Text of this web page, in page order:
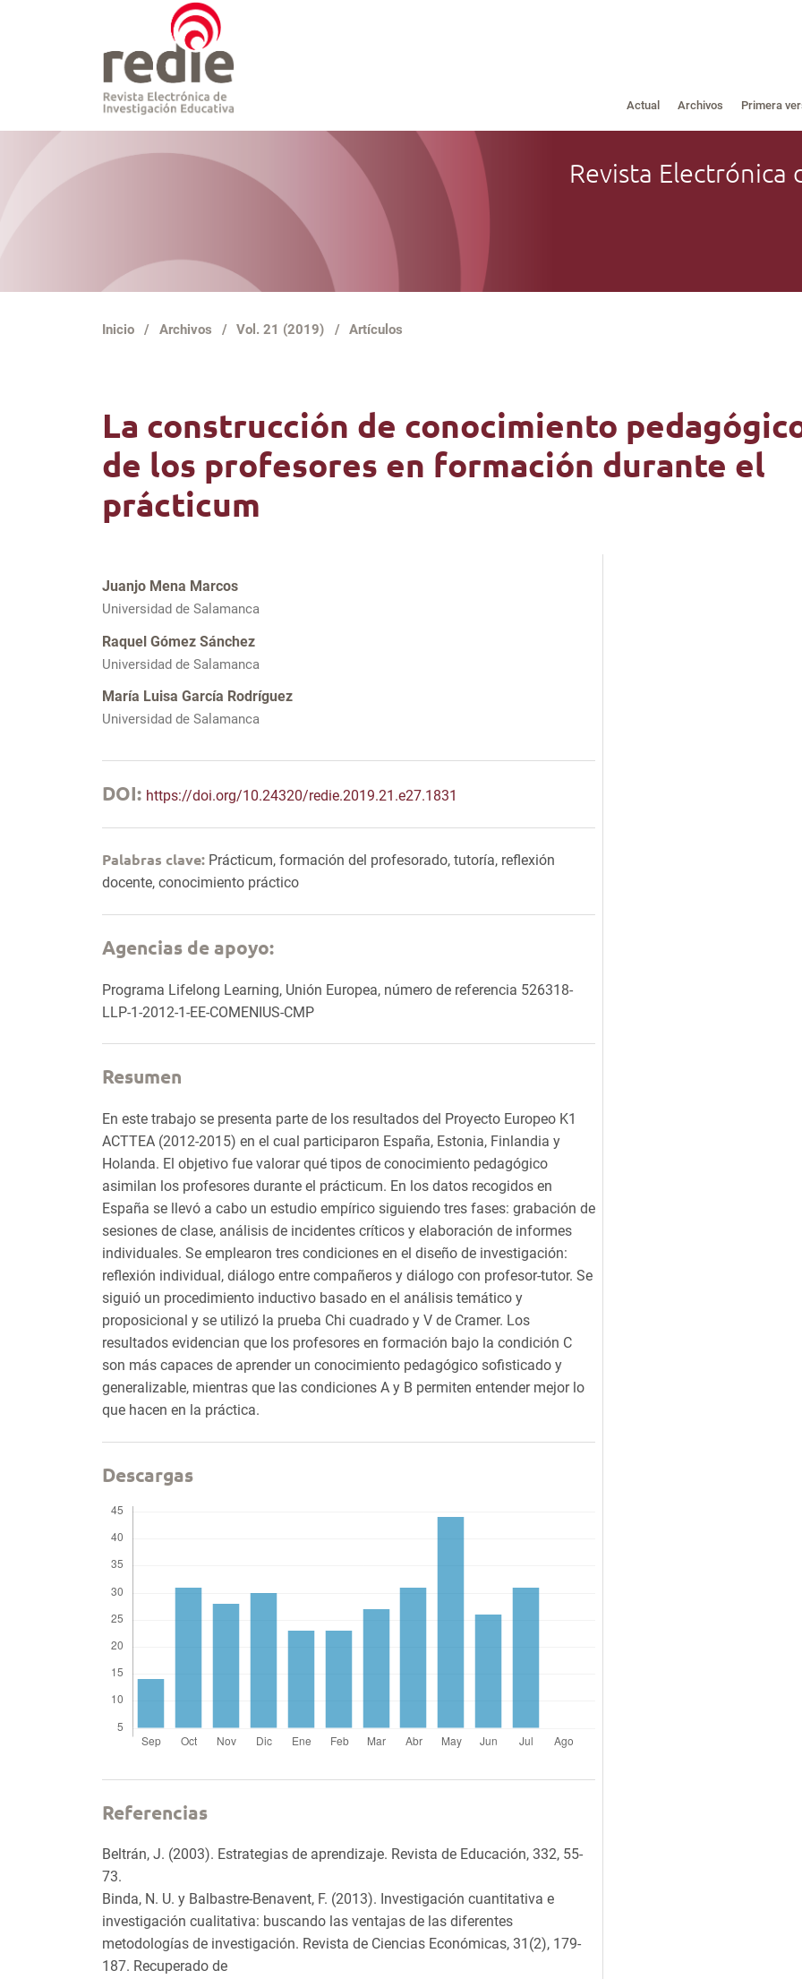
Actual Archivos Primera
Revista Electrónica
Inicio / Archivos / Vol. 21 (2019) / Artículos
La construcción de conocimiento
de los profesores en formación durante el
prácticum
Juanjo Mena Marcos
Universidad de Salamanca
Raquel Gómez Sánchez
Universidad de Salamanca
María Luisa García Rodríguez
Universidad de Salamanca
DOI: https://doi.org/10.24320/redie.2019.21.e27.1831
Palabras clave: Prácticum, formación del profesorado, tutoría, reflexión
docente, conocimiento práctico
Agencias de apoyo:
Programa Lifelong Learning, Unión Europea, número de referencia 526318-
LLP-1-2012-1-EE-COMENIUS-CMP
Resumen
En este trabajo se presenta parte de los resultados del Proyecto Europeo K1
ACTTEA (2012-2015) en el cual participaron España, Estonia, Finlandia y
Holanda. El objetivo fue valorar qué tipos de conocimiento pedagógico
asimilan los profesores durante el prácticum. En los datos recogidos en
España se llevó a cabo un estudio empírico siguiendo tres fases: grabación de
sesiones de clase, análisis de incidentes críticos y elaboración de informes
individuales. Se emplearon tres condiciones en el diseño de investigación:
reflexión individual, diálogo entre compañeros y diálogo con profesor-tutor. Se
siguió un procedimiento inductivo basado en el análisis temático y
proposicional y se utilizó la prueba Chi cuadrado y V de Cramer. Los
resultados evidencian que los profesores en formación bajo la condición C
son más capaces de aprender un conocimiento pedagógico sofisticado y
generalizable, mientras que las condiciones A y B permiten entender mejor lo
que hacen en la práctica.
Descargas
Referencias
Beltrán, J. (2003). Estrategias de aprendizaje. Revista de Educación, 332, 55-
73.
Binda, N. U. y Balbastre-Benavent, F. (2013). Investigación cuantitativa e
investigación cualitativa: buscando las ventajas de las diferentes
metodologías de investigación. Revista de Ciencias Económicas, 31(2), 179-
187. Recuperado de